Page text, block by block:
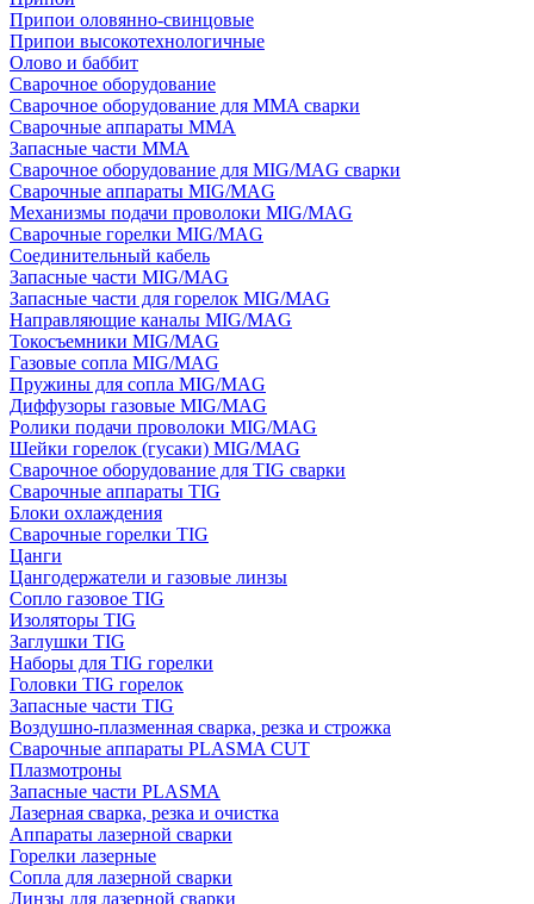
Припои оловянно-свинцовые
Припои высокотехнологичные
Олово и баббит
Сварочное оборудование
Сварочное оборудование для MMA сварки
Сварочные аппараты MMA
Запасные части MMA
Сварочное оборудование для MIG/MAG сварки
Сварочные аппараты MIG/MAG
Механизмы подачи проволоки MIG/MAG
Сварочные горелки MIG/MAG
Соединительный кабель
Запасные части MIG/MAG
Запасные части для горелок MIG/MAG
Направляющие каналы MIG/MAG
Токосъемники MIG/MAG
Газовые сопла MIG/MAG
Пружины для сопла MIG/MAG
Диффузоры газовые MIG/MAG
Ролики подачи проволоки MIG/MAG
Шейки горелок (гусаки) MIG/MAG
Сварочное оборудование для TIG сварки
Сварочные аппараты TIG
Блоки охлаждения
Сварочные горелки TIG
Цанги
Цангодержатели и газовые линзы
Сопло газовое TIG
Изоляторы TIG
Заглушки TIG
Наборы для TIG горелки
Головки TIG горелок
Запасные части TIG
Воздушно-плазменная сварка, резка и строжка
Сварочные аппараты PLASMA CUT
Плазмотроны
Запасные части PLASMA
Лазерная сварка, резка и очистка
Аппараты лазерной сварки
Горелки лазерные
Сопла для лазерной сварки
Линзы для лазерной сварки